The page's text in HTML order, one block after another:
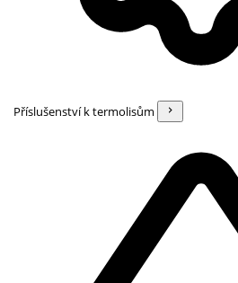
Příslušenství k termolisům